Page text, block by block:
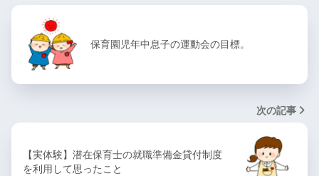
保育園児年中息子の運動会の目標。
次の記事
【実体験】潜在保育士の就職準備金貸付制度
を利用して思ったこと